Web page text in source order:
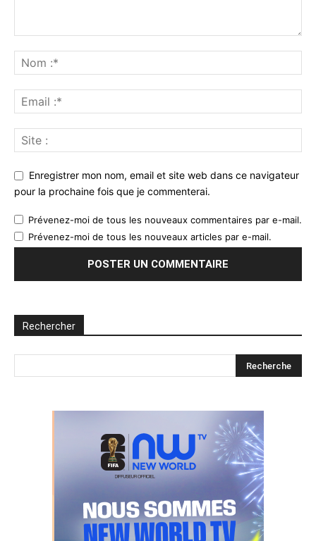
Enregistrer mon nom, email et site web dans ce navigateur
pour la prochaine fois que je commenterai.
Prévenez-moi de tous les nouveaux commentaires par e-mail.
Prévenez-moi de tous les nouveaux articles par e-mail.
Rechercher